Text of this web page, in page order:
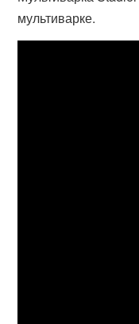
мультиварке.